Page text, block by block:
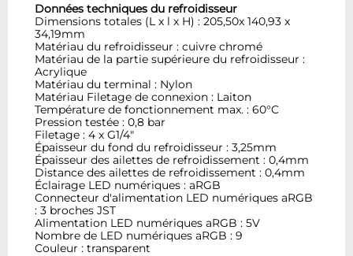
Données techniques du refroidisseur
Dimensions totales (L x l x H) : 205,50x 140,93 x
34,19mm
Matériau du refroidisseur : cuivre chromé
Matériau de la partie supérieure du refroidisseur :
Acrylique
Matériau du terminal : Nylon
Matériau Filetage de connexion : Laiton
Température de fonctionnement max. : 60°C
Pression testée : 0,8 bar
Filetage : 4 x G1/4"
Épaisseur du fond du refroidisseur : 3,25mm
Épaisseur des ailettes de refroidissement : 0,4mm
Distance des ailettes de refroidissement : 0,4mm
Éclairage LED numériques : aRGB
Connecteur d'alimentation LED numériques aRGB
: 3 broches JST
Alimentation LED numériques aRGB : 5V
Nombre de LED numériques aRGB : 9
Couleur : transparent